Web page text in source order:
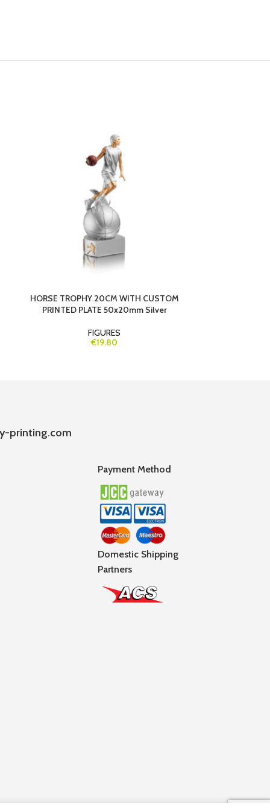
HORSE TROPHY 20CM WITH CUSTOM
PRINTED PLATE 50x20mm Silver
FIGURES
€19.80
printing.com
Payment Method
Domestic Shipping
Partners